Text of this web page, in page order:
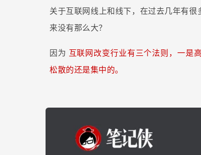
关于互联网线上和线下，在过去几年有
来没有那么大？
因为 互联网改变行业有三个法则，一是
松散的还是集中的。